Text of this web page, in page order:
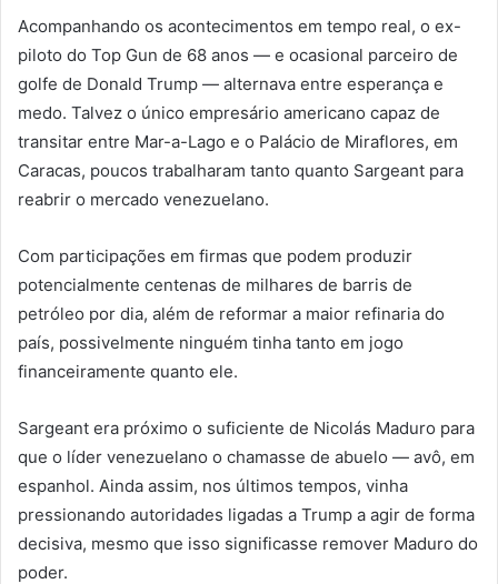
Acompanhando os acontecimentos em tempo real, o ex-
piloto do Top Gun de 68 anos — e ocasional parceiro de
golfe de Donald Trump — alternava entre esperança e
medo. Talvez o único empresário americano capaz de
transitar entre Mar-a-Lago e o Palácio de Miraflores, em
Caracas, poucos trabalharam tanto quanto Sargeant para
reabrir o mercado venezuelano.
Com participações em firmas que podem produzir
potencialmente centenas de milhares de barris de
petróleo por dia, além de reformar a maior refinaria do
país, possivelmente ninguém tinha tanto em jogo
financeiramente quanto ele.
Sargeant era próximo o suficiente de Nicolás Maduro para
que o líder venezuelano o chamasse de abuelo — avô, em
espanhol. Ainda assim, nos últimos tempos, vinha
pressionando autoridades ligadas a Trump a agir de forma
decisiva, mesmo que isso significasse remover Maduro do
poder.